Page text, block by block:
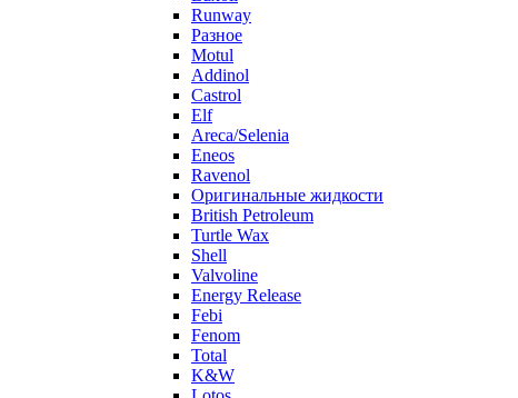
Runway
Разное
Motul
Addinol
Castrol
Elf
Areca/Selenia
Eneos
Ravenol
Оригинальные жидкости
British Petroleum
Turtle Wax
Shell
Valvoline
Energy Release
Febi
Fenom
Total
K&W